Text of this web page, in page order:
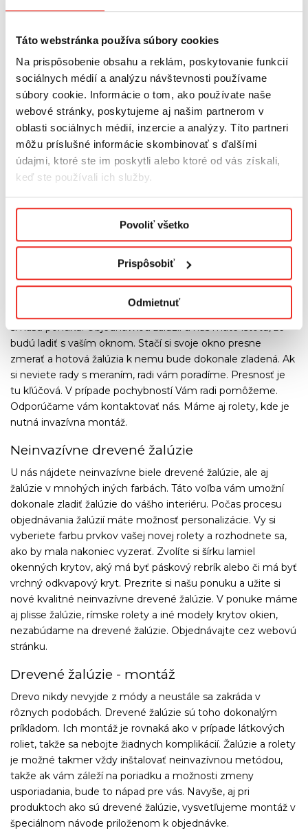
Táto webstránka používa súbory cookies
Na prispôsobenie obsahu a reklám, poskytovanie funkcií
sociálnych médií a analýzu návštevnosti používame
súbory cookie. Informácie o tom, ako používate naše
webové stránky, poskytujeme aj našim partnerom v
oblasti sociálnych médií, inzercie a analýzy. Títo partneri
môžu príslušné informácie skombinovať s ďalšími
údajmi, ktoré ste im poskytli alebo ktoré od vás získali,
keď ste používali ich služby.
Podmienky ochrany osobných údajov.
Povoliť všetko
Prispôsobiť
Odmietnuť
žalúzií nie je potrebné vŕtať otvory a narúšať rám okna.
prípadoch, ak si prenajímate byt a nechcete
zasahovať do okien.
NEINVAZÍVNE ROLETY
Nadčasové kryty okien - to sú drevené rolety. Neinvazívna
montáž znamená, že môžu byť inštalované kdekoľvek, aj
tam, kde nechceme alebo nemôžeme vŕtať. Ide teda o
skvelý spôsob, ako zakryť okná v prenajatom byte. Drevené
žalúzie sú mimoriadne estetické a drevo ako nadčasový
materiál skvele pôsobí prakticky v každom interiéri. Vytvorte
si teplú a útulnú atmosféru vo svojom byte pomocou
DREVENÉ ŽALÚZIE NA
OKNÁ
si našu ponuku. Objednávkou žalúzií u nás máte istotu, že
budú ladiť s vaším oknom. Stačí si svoje okno presne
zmerať a hotová žalúzia k nemu bude dokonale zladená. Ak
si neviete rady s meraním, radi vám poradíme. Presnosť je
tu kľúčová. V prípade pochybností Vám radi pomôžeme.
Odporúčame vám kontaktovať nás. Máme aj rolety, kde je
nutná invazívna montáž.
Neinvazívne drevené žalúzie
U nás nájdete neinvazívne biele drevené žalúzie, ale aj
žalúzie v mnohých iných farbách. Táto voľba vám umožní
dokonale zladiť žalúzie do vášho interiéru. Počas procesu
objednávania žalúzií máte možnosť personalizácie. Vy si
vyberiete farbu prvkov vašej novej rolety a rozhodnete sa,
ako by mala nakoniec vyzerať. Zvolíte si šírku lamiel
okenných krytov, aký má byť páskový rebrík alebo či má byť
vrchný odkvapový kryt. Prezrite si našu ponuku a užite si
nové kvalitné neinvazívne drevené žalúzie. V ponuke máme
aj plisse žalúzie, rímske rolety a iné modely krytov okien,
nezabúdame na drevené žalúzie. Objednávajte cez webovú
stránku.
Drevené žalúzie - montáž
Drevo nikdy nevyjde z módy a neustále sa zakráda v
rôznych podobách. Drevené žalúzie sú toho dokonalým
príkladom. Ich montáž je rovnaká ako v prípade látkových
roliet, takže sa nebojte žiadnych komplikácií. Žalúzie a rolety
je možné takmer vždy inštalovať neinvazívnou metódou,
takže ak vám záleží na poriadku a možnosti zmeny
usporiadania, bude to nápad pre vás. Navyše, aj pri
produktoch ako sú drevené žalúzie, vysvetľujeme montáž v
špeciálnom návode priloženom k objednávke.